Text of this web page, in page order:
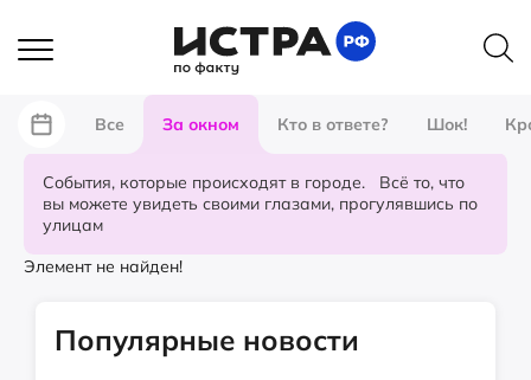
Все За окном Кто в ответе? Шок!
События, которые происходят в городе. Всё то, что
вы можете увидеть своими глазами, прогулявшись по
улицам
Элемент не найден!
Популярные новости